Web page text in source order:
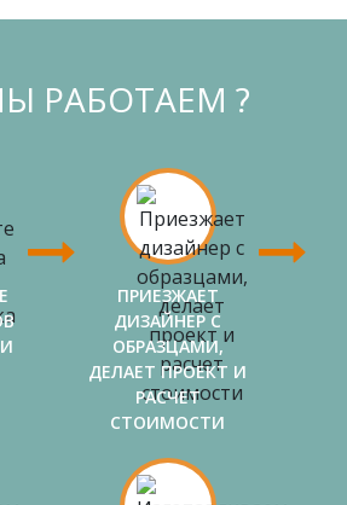
РАБОТАЕМ ?
ПРИЕЗЖАЕТ
ДИЗАЙНЕР С
ОБРАЗЦАМИ,
ДЕЛАЕТ ПРОЕКТ И
РАСЧЕТ
СТОИМОСТИ